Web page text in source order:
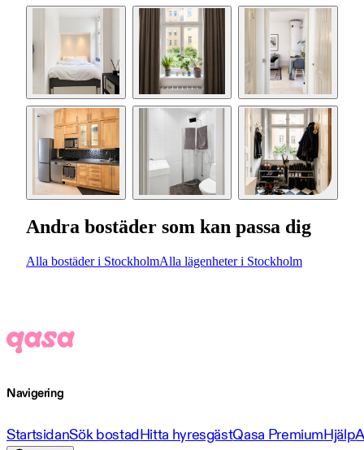
Andra bostäder som kan passa dig
Alla bostäder i StockholmAlla lägenheter i Stockholm
Navigering
StartsidanSök bostadHitta hyresgästQasa PremiumHjälp